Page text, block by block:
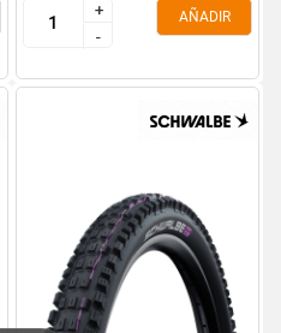
+
-
+
-
AÑADIR